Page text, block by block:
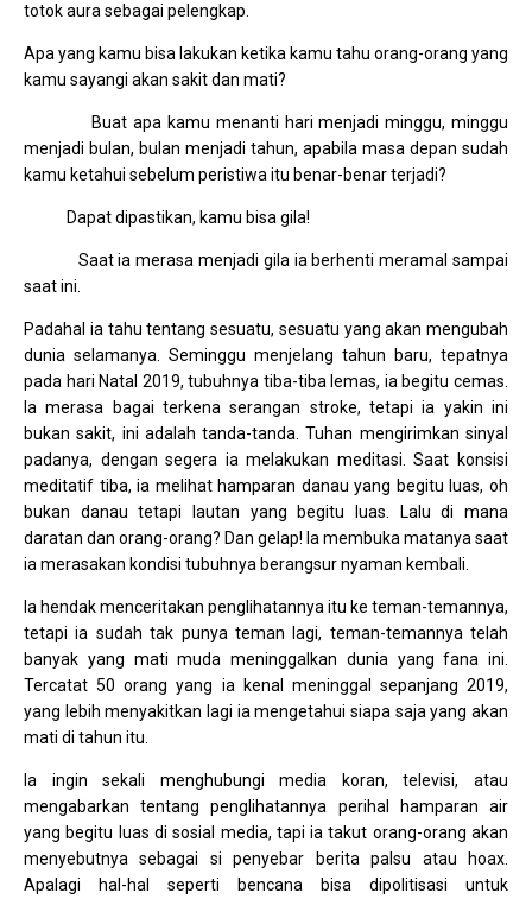
totok aura sebagai pelengkap.
Apa yang kamu bisa lakukan ketika kamu tahu orang-orang yang
kamu sayangi akan sakit dan mati?
Buat apa kamu menanti hari menjadi minggu, minggu
menjadi bulan, bulan menjadi tahun, apabila masa depan sudah
kamu ketahui sebelum peristiwa itu benar-benar terjadi?
Dapat dipastikan, kamu bisa gila!
Saat ia merasa menjadi gila ia berhenti meramal sampai
saat ini.
Padahal ia tahu tentang sesuatu, sesuatu yang akan mengubah
dunia selamanya. Seminggu menjelang tahun baru, tepatnya
pada hari Natal 2019, tubuhnya tiba-tiba lemas, ia begitu cemas.
Ia merasa bagai terkena serangan stroke, tetapi ia yakin ini
bukan sakit, ini adalah tanda-tanda. Tuhan mengirimkan sinyal
padanya, dengan segera ia melakukan meditasi. Saat konsisi
meditatif tiba, ia melihat hamparan danau yang begitu luas, oh
bukan danau tetapi lautan yang begitu luas. Lalu di mana
daratan dan orang-orang? Dan gelap! Ia membuka matanya saat
ia merasakan kondisi tubuhnya berangsur nyaman kembali.
Ia hendak menceritakan penglihatannya itu ke teman-temannya,
tetapi ia sudah tak punya teman lagi, teman-temannya telah
banyak yang mati muda meninggalkan dunia yang fana ini.
Tercatat 50 orang yang ia kenal meninggal sepanjang 2019,
yang lebih menyakitkan lagi ia mengetahui siapa saja yang akan
mati di tahun itu.
Ia ingin sekali menghubungi media koran, televisi, atau
mengabarkan tentang penglihatannya perihal hamparan air
yang begitu luas di sosial media, tapi ia takut orang-orang akan
menyebutnya sebagai si penyebar berita palsu atau hoax.
Apalagi hal-hal seperti bencana bisa dipolitisasi untuk